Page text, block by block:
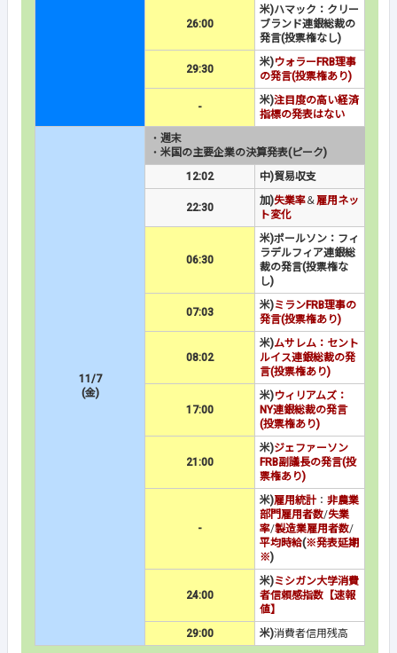
26:00
米)ハマック：クリー
ブランド連銀総裁の
発言(投票権なし)
29:30
米)ウォラーFRB理事
の発言(投票権あり)
-
米)注目度の高い経済
指標の発表はない
11/7
(金)
・ 週末
・ 米国の主要企業の決算発表(ピーク)
12:02
中)貿易収支
22:30
加)失業率＆雇用ネッ
ト変化
06:30
米)ポールソン：フィ
ラデルフィア連銀総
裁の発言(投票権な
し)
07:03
米)ミランFRB理事の
発言(投票権あり)
08:02
米)ムサレム：セント
ルイス連銀総裁の発
言(投票権あり)
17:00
米)ウィリアムズ：
NY連銀総裁の発言
(投票権あり)
21:00
米)ジェファーソン
FRB副議長の発言(投
票権あり)
-
米)雇用統計： 非農業
部門雇用者数/失業
率/製造業雇用者数/
平均時給(※発表延期
※)
24:00
米)ミシガン大学消費
者信頼感指数【速報
値】
29:00
米)消費者信用残高